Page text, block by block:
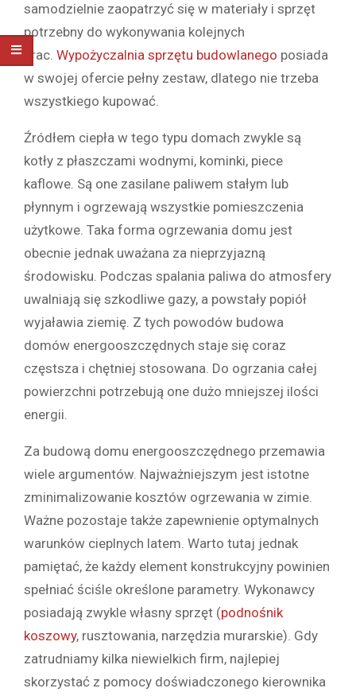
samodzielnie zaopatrzyć się w materiały i sprzęt
potrzebny do wykonywania kolejnych
prac. Wypożyczalnia sprzętu budowlanego posiada
w swojej ofercie pełny zestaw, dlatego nie trzeba
wszystkiego kupować.
Źródłem ciepła w tego typu domach zwykle są
kotły z płaszczami wodnymi, kominki, piece
kaflowe. Są one zasilane paliwem stałym lub
płynnym i ogrzewają wszystkie pomieszczenia
użytkowe. Taka forma ogrzewania domu jest
obecnie jednak uważana za nieprzyjazną
środowisku. Podczas spalania paliwa do atmosfery
uwalniają się szkodliwe gazy, a powstały popiół
wyjaławia ziemię. Z tych powodów budowa
domów energooszczędnych staje się coraz
częstsza i chętniej stosowana. Do ogrzania całej
powierzchni potrzebują one dużo mniejszej ilości
energii.
Za budową domu energooszczędnego przemawia
wiele argumentów. Najważniejszym jest istotne
zminimalizowanie kosztów ogrzewania w zimie.
Ważne pozostaje także zapewnienie optymalnych
warunków cieplnych latem. Warto tutaj jednak
pamiętać, że każdy element konstrukcyjny powinien
spełniać ściśle określone parametry. Wykonawcy
posiadają zwykle własny sprzęt (podnośnik
koszowy, rusztowania, narzędzia murarskie). Gdy
zatrudniamy kilka niewielkich firm, najlepiej
skorzystać z pomocy doświadczonego kierownika